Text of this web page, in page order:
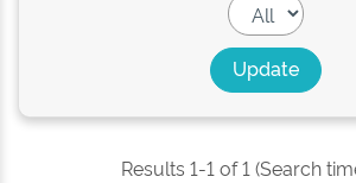
Results 1-1 of 1 (Search